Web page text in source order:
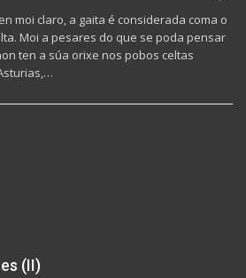
moi claro, a gaita é considerada coma o
Moi a pesares do que se poda pensar
ten a súa orixe nos pobos celtas
(II)